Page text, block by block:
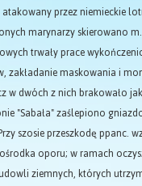
przez niemieckie
marynarzy skierowano
trwały prace
maskowania i
w dwóch z nich brakowało
"Sabała" zaślepiono
szosie przeszkodę ppanc.
oporu; w ramach
ziemnych, których